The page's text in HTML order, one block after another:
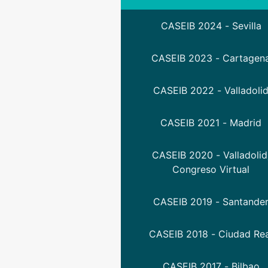
CASEIB 2024 - Sevilla
CASEIB 2023 -
CASEIB 2022 - Valladolid
CASEIB 2021 - Madrid
CASEIB 2020 -
Congreso Virtual
CASEIB 2019 - Santander
CASEIB 2018 - Ciudad